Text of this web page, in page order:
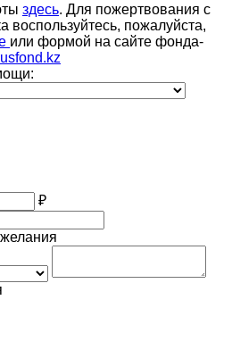
здесь. Для пожертвования с
воспользуйтесь, пожалуйста,
или формой на сайте фонда-
₽